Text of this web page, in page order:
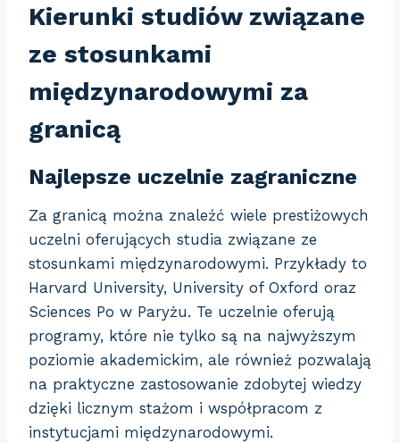
Kierunki studiów związane
ze stosunkami
międzynarodowymi za
granicą
Najlepsze uczelnie zagraniczne
Za granicą można znaleźć wiele prestiżowych
uczelni oferujących studia związane ze
stosunkami międzynarodowymi. Przykłady to
Harvard University, University of Oxford oraz
Sciences Po w Paryżu. Te uczelnie oferują
programy, które nie tylko są na najwyższym
poziomie akademickim, ale również pozwalają
na praktyczne zastosowanie zdobytej wiedzy
dzięki licznym stażom i współpracom z
instytucjami międzynarodowymi.